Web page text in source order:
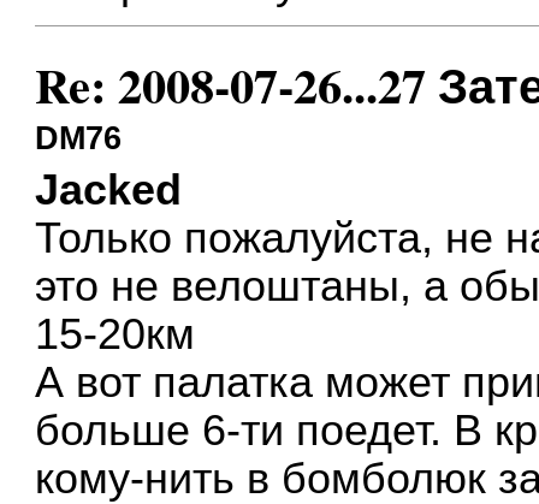
Re: 2008-07-26...27
DM76
Jacked
Только пожалуйста, не
это не велоштаны, а
15-20км
А вот палатка может
больше 6-ти поедет. В
кому-нить в бомболюк